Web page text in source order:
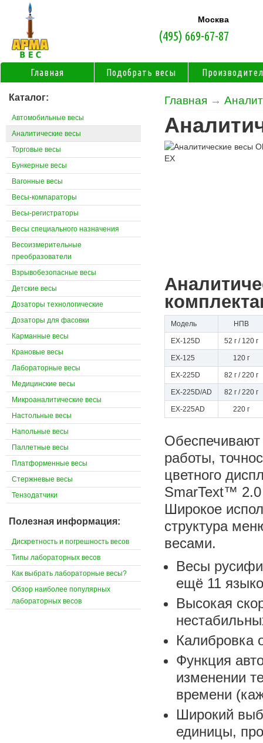
Главная →
Модель НПВ
EX-125D 52 г / 120 г
EX-125 120 г
EX-225D 82 г / 220 г
EX-225D/AD 82 г / 220 г
EX-225AD 220 г
Обеспечивают
работы,
цветного
SmarText™
Широкое
структура
весами.
Весы
ещё 11
Высокая
Калибровка
Функция
изменении
времени
Широкий
единицы,
Каталог:
Автомобильные весы
Аналитические весы
Торговые весы
Бункерные весы
Вагонные весы
Весы-компараторы
Весы-регистраторы
Весы специального назначения
Весоизмерительные
преобразователи
Взрывобезопасные весы
Детские весы
Дозаторы технологические
Дозаторы для фасовки
Карманные весы
Крановые весы
Лабораторные весы
Медицинские весы
Микроаналитические весы
Настольные весы
Напольные весы
Паллетные весы
Платформенные весы
Стержневые весы
Тензодатчики
Полезная информация:
Дискретность и погрешность весов
Типы лабораторных весов
Как выбрать лабораторные весы?
Обзор наиболее популярных
лабораторных весов
Москва
(495) 669-67-87
Главная Подобрать весы